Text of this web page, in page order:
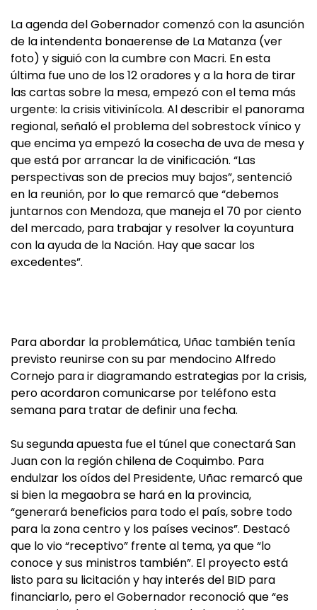
La agenda del Gobernador comenzó con la asunción
de la intendenta bonaerense de La Matanza (ver
foto) y siguió con la cumbre con Macri. En esta
última fue uno de los 12 oradores y a la hora de tirar
las cartas sobre la mesa, empezó con el tema más
urgente: la crisis vitivinícola. Al describir el panorama
regional, señaló el problema del sobrestock vínico y
que encima ya empezó la cosecha de uva de mesa y
que está por arrancar la de vinificación. “Las
perspectivas son de precios muy bajos”, sentenció
en la reunión, por lo que remarcó que “debemos
juntarnos con Mendoza, que maneja el 70 por ciento
del mercado, para trabajar y resolver la coyuntura
con la ayuda de la Nación. Hay que sacar los
excedentes”.
Para abordar la problemática, Uñac también tenía
previsto reunirse con su par mendocino Alfredo
Cornejo para ir diagramando estrategias por la crisis,
pero acordaron comunicarse por teléfono esta
semana para tratar de definir una fecha.
Su segunda apuesta fue el túnel que conectará San
Juan con la región chilena de Coquimbo. Para
endulzar los oídos del Presidente, Uñac remarcó que
si bien la megaobra se hará en la provincia,
“generará beneficios para todo el país, sobre todo
para la zona centro y los países vecinos”. Destacó
que lo vio “receptivo” frente al tema, ya que “lo
conoce y sus ministros también”. El proyecto está
listo para su licitación y hay interés del BID para
financiarlo, pero el Gobernador reconoció que “es